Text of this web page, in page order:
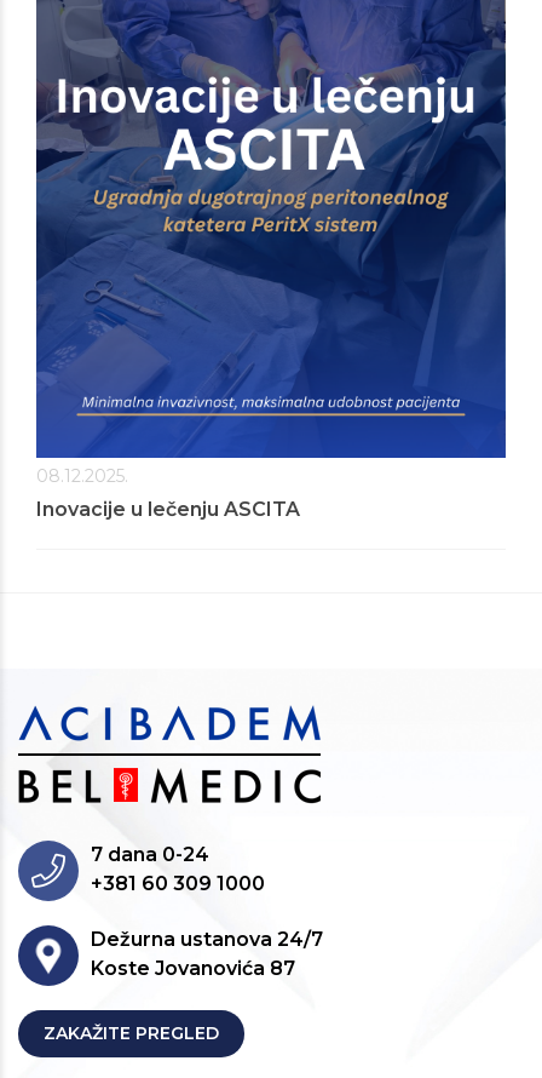
08.12.2025.
Inovacije u lečenju ASCITA
7 dana 0-24
+381 60 309 1000
Dežurna ustanova 24/7
Koste Jovanovića 87
ZAKAŽITE PREGLED